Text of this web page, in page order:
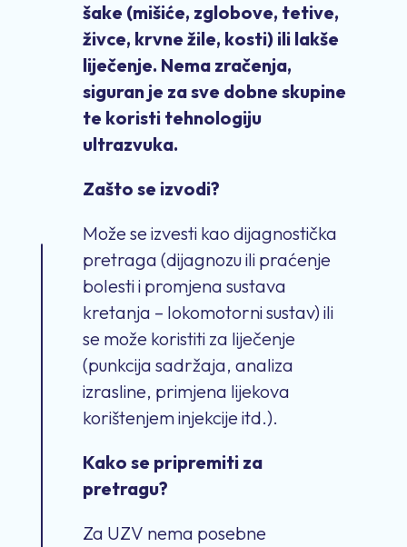
šake (mišiće, zglobove, tetive,
živce, krvne žile, kosti) ili lakše
liječenje. Nema zračenja,
siguran je za sve dobne skupine
te koristi tehnologiju
ultrazvuka.
Zašto se izvodi?
Može se izvesti kao dijagnostička
pretraga (dijagnozu ili praćenje
bolesti i promjena sustava
kretanja – lokomotorni sustav) ili
se može koristiti za liječenje
(punkcija sadržaja, analiza
izrasline, primjena lijekova
korištenjem injekcije itd.).
Kako se pripremiti za
pretragu?
Za UZV nema posebne